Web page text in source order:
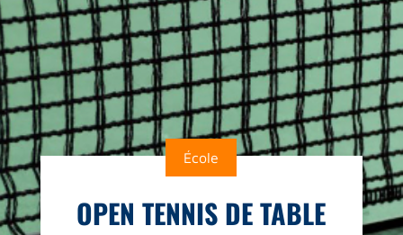
École
OPEN TENNIS DE TABLE